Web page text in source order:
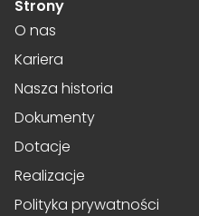
Strony
O nas
Kariera
Nasza historia
Dokumenty
Dotacje
Realizacje
Polityka prywatności